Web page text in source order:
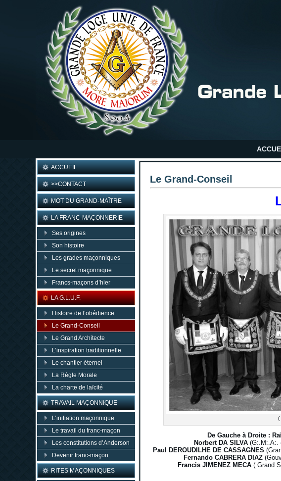
ACCUEIL
>>CONTACT
MOT DU GRAND-MAÎTRE
LA FRANC-MAÇONNERIE
Ses origines
Son histoire
Les grades maçonniques
Le secret maçonnique
Francs-maçons d’hier
LA G.L.U.F.
Histoire de l’obédience
Le Grand-Conseil
Le Grand Architecte
L’inspiration traditionnelle
Le chantier éternel
La Règle Morale
La charte de laïcité
TRAVAIL MAÇONNIQUE
L’initiation maçonnique
Le travail du franc-maçon
Les constitutions d’Anderson
Devenir franc-maçon
RITES MAÇONNIQUES
Le Grand-Conseil
(
De Gauche à Droite :
Norbert DA SILVA(G:.M:.A:.
Paul DEROUDILHE DE CASSAGNES
Fernando CABRERA DIAZ
Francis JIMENEZ MECA( Grand